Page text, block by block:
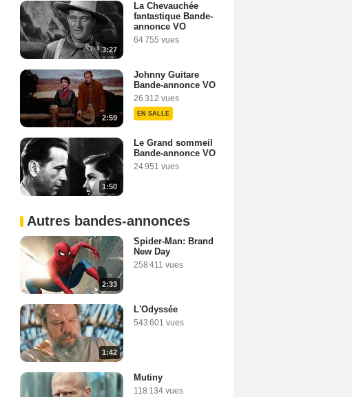
3:27
La Chevauchée
fantastique Bande-
annonce VO
64 755 vues
2:59
Johnny Guitare
Bande-annonce VO
26 312 vues
EN SALLE
1:50
Le Grand sommeil
Bande-annonce VO
24 951 vues
Autres bandes-annonces
2:33
Spider-Man: Brand
New Day
258 411 vues
1:42
L'Odyssée
543 601 vues
Mutiny
118 134 vues